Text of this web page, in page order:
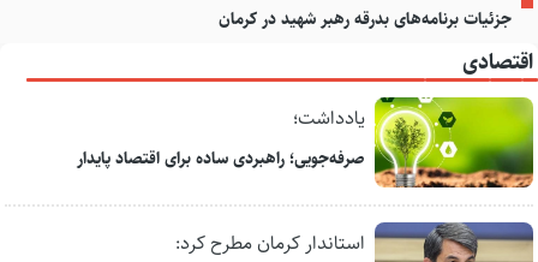
جزئیات برنامه‌های بدرقه رهبر شهید در کرمان
اقتصادی
یادداشت؛
صرفه‌جویی؛ راهبردی ساده برای اقتصاد پایدار
استاندار کرمان مطرح کرد: